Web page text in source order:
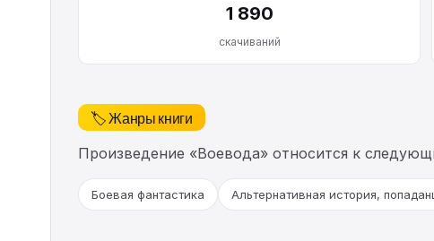
1 890
скачиваний
🏷️ Жанры книги
Произведение «Воевода» относится к
Боевая фантастика Альтернативная история,